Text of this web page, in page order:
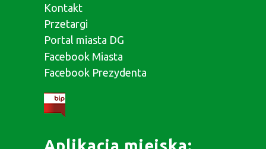
Kontakt
Przetargi
Portal miasta DG
Facebook Miasta
Facebook Prezydenta
Aplikacja miejska: